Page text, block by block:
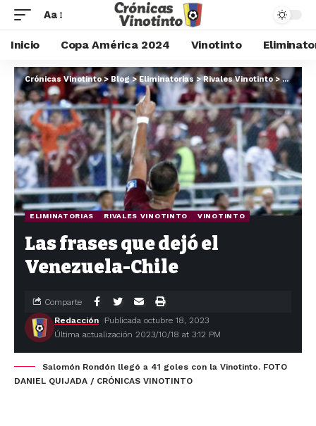
Aa
Inicio Copa América 2024 Vinotinto
Crónicas Vinotinto> Blog> Eliminatorias >Rivales Vinotinto>Las
ELIMINATORIAS RIVALES VINOTINTO VINOTINTO
Las frases que dejó el
Venezuela-Chile
Última actualización 2023/10/18 at 3:12 PM
Redacción Publicada octubre 18, 2023
Comparte
Salomón Rondón llegó a 41 goles con la Vinotinto. FOTO
DANIEL QUIJADA / CRÓNICAS VINOTINTO